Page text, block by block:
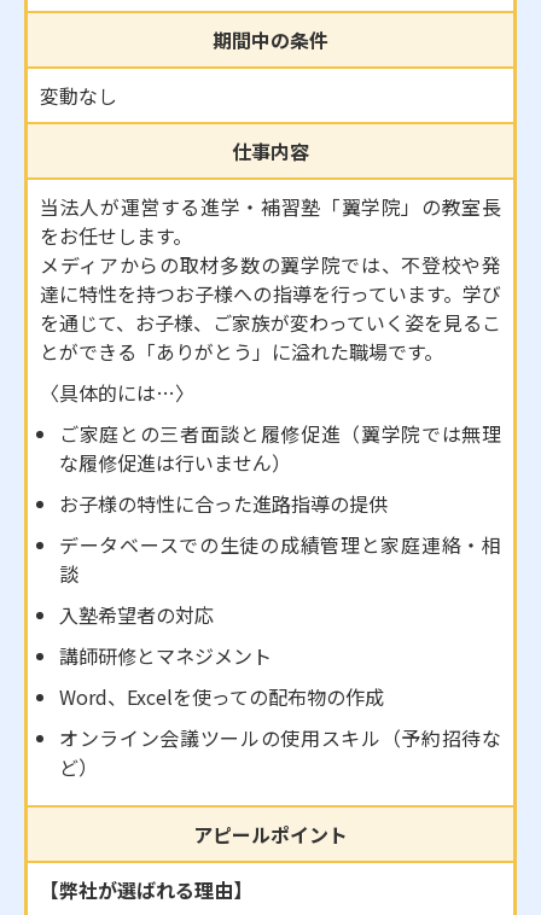
期間中の条件
変動なし
仕事内容
当法人が運営する進学・補習塾「翼学院」の教室長
をお任せします。
メディアからの取材多数の翼学院では、不登校や発
達に特性を持つお子様への指導を行っています。学び
を通じて、お子様、ご家族が変わっていく姿を見るこ
とができる「ありがとう」に溢れた職場です。
〈具体的には…〉
ご家庭との三者面談と履修促進（翼学院では無理
な履修促進は行いません）
お子様の特性に合った進路指導の提供
データベースでの生徒の成績管理と家庭連絡・相
談
入塾希望者の対応
講師研修とマネジメント
Word、Excelを使っての配布物の作成
オンライン会議ツールの使用スキル（予約招待な
ど）
アピールポイント
【弊社が選ばれる理由】